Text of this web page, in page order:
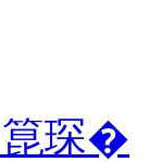
箟琛�